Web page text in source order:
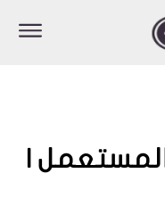
المستعمل |